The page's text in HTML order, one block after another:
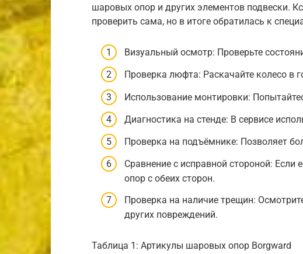
шаровых опор и других элементов подвески.
проверить сама, но в итоге обратилась к
Визуальный осмотр: Проверьте
Проверка люфта: Раскачайте колесо в
Использование монтировки:
Диагностика на стенде: В сервисе
Проверка на подъёмнике: Позволяет
Сравнение с исправной стороной: Если
опор с обеих сторон.
Проверка на наличие трещин:
других повреждений.
Таблица 1: Артикулы шаровых опор Borgward